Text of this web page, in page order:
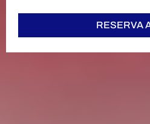
RESERVA